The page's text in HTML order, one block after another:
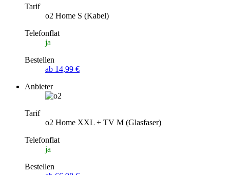
Tarif
o2 Home S (Kabel)
Telefonflat
ja
Bestellen
ab 14,99 €
Anbieter
Tarif
o2 Home XXL + TV M (Glasfaser)
Telefonflat
ja
Bestellen